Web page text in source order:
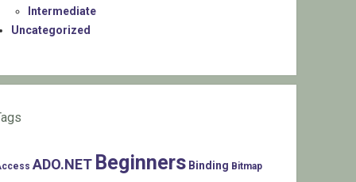
Intermediate
Uncategorized
ADO.NET Beginners Binding Bitmap